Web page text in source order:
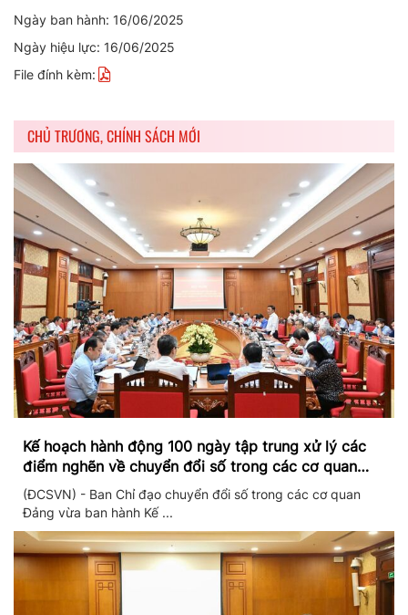
Ngày ban hành: 16/06/2025
Ngày hiệu lực: 16/06/2025
File đính kèm:
CHỦ TRƯƠNG, CHÍNH SÁCH MỚI
Kế hoạch hành động 100 ngày tập trung xử lý các
điểm nghẽn về chuyển đổi số trong các cơ quan
Đảng
(ĐCSVN) - Ban Chỉ đạo chuyển đổi số trong các cơ quan
Đảng vừa ban hành Kế ...